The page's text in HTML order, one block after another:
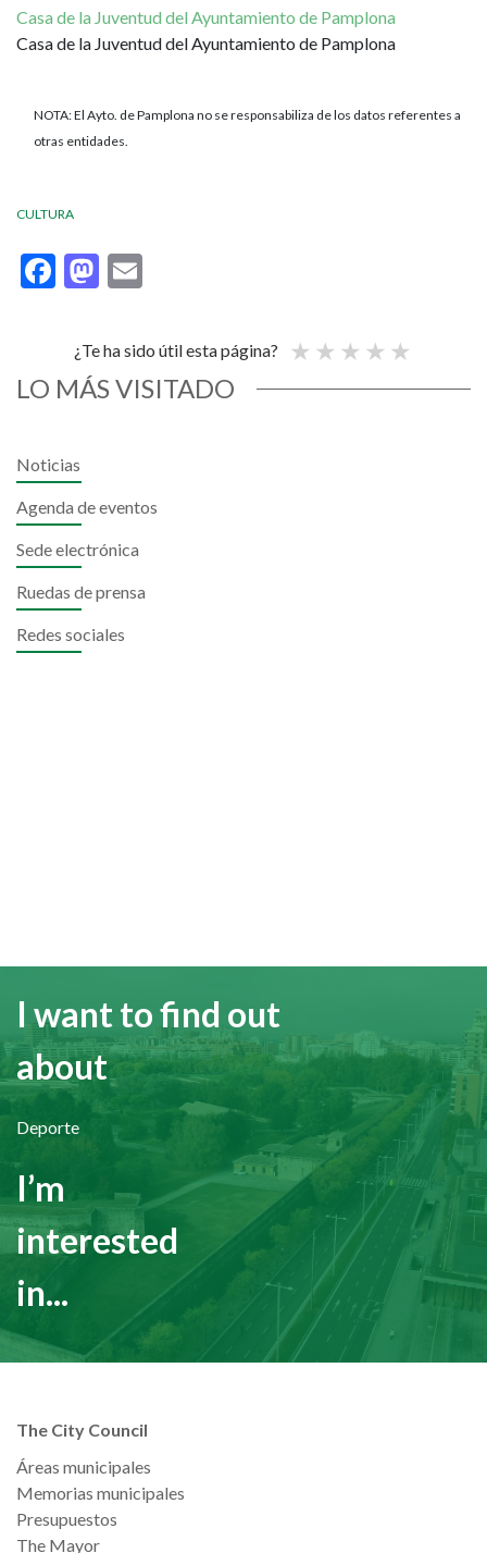
Casa de la Juventud del Ayuntamiento de Pamplona
Casa de la Juventud del Ayuntamiento de Pamplona
NOTA: El Ayto. de Pamplona no se responsabiliza de los datos referentes a
otras entidades.
CULTURA
Facebook
Mastodon
¿Te ha sido útil esta página?
LO MÁS VISITADO
Noticias
Agenda de eventos
Sede electrónica
Ruedas de prensa
Redes sociales
I want to find out
about
Deporte
I’m
interested
in...
The City Council
Áreas municipales
Memorias municipales
Presupuestos
The Mayor